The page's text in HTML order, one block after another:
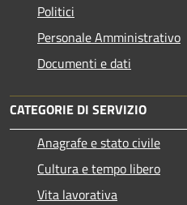
Politici
Personale Amministrativo
Documenti e dati
CATEGORIE DI SERVIZIO
Anagrafe e stato civile
Cultura e tempo libero
Vita lavorativa